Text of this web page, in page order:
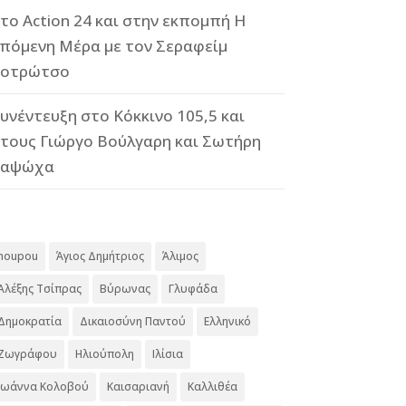
Action 24 και στην εκπομπή Η
Μέρα με τον Σεραφείμ
στο Κόκκινο 105,5 και
Γιώργο Βούλγαρη και Σωτήρη
Άγιος Δημήτριος Άλιμος
Τσίπρας Βύρωνας Γλυφάδα
Δικαιοσύνη Παντού Ελληνικό
Ηλιούπολη Ιλίσια
Κολοβού Καισαριανή Καλλιθέα